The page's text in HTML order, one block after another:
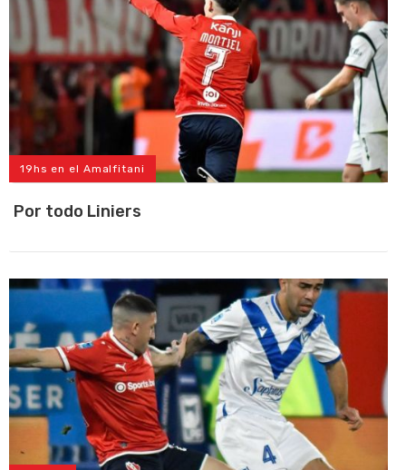
19hs en el Amalfitani
Por todo Liniers